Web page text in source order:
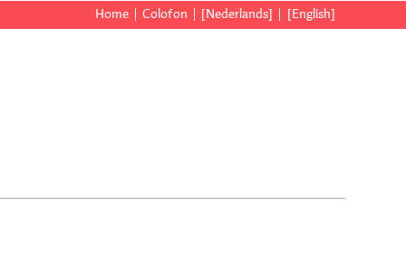
Home Colofon [Nederlands] [English]